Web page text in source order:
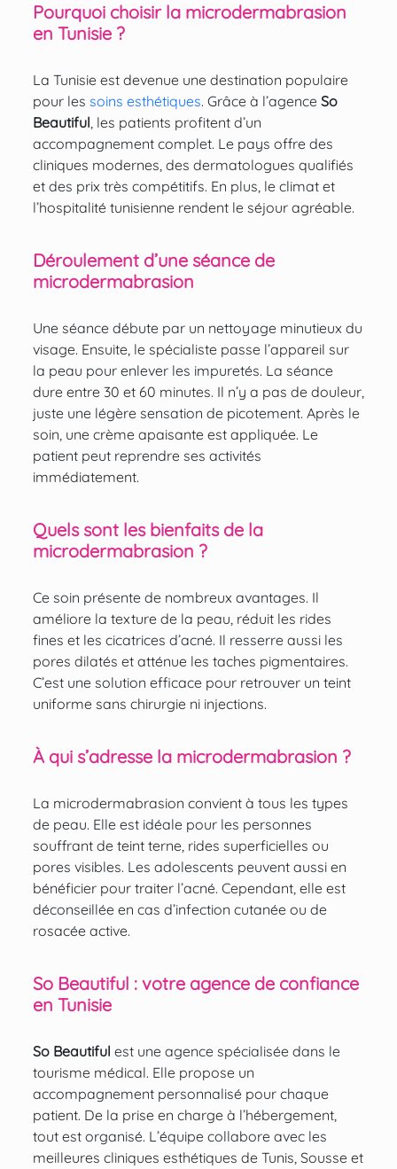
Pourquoi choisir la microdermabrasion
en Tunisie ?
La Tunisie est devenue une destination populaire
pour les soins esthétiques. Grâce à l’agence So
Beautiful, les patients profitent d’un
accompagnement complet. Le pays offre des
cliniques modernes, des dermatologues qualifiés
et des prix très compétitifs. En plus, le climat et
l’hospitalité tunisienne rendent le séjour agréable.
Déroulement d’une séance de
microdermabrasion
Une séance débute par un nettoyage minutieux du
visage. Ensuite, le spécialiste passe l’appareil sur
la peau pour enlever les impuretés. La séance
dure entre 30 et 60 minutes. Il n’y a pas de douleur,
juste une légère sensation de picotement. Après le
soin, une crème apaisante est appliquée. Le
patient peut reprendre ses activités
immédiatement.
Quels sont les bienfaits de la
microdermabrasion ?
Ce soin présente de nombreux avantages. Il
améliore la texture de la peau, réduit les rides
fines et les cicatrices d’acné. Il resserre aussi les
pores dilatés et atténue les taches pigmentaires.
C’est une solution efficace pour retrouver un teint
uniforme sans chirurgie ni injections.
À qui s’adresse la microdermabrasion ?
La microdermabrasion convient à tous les types
de peau. Elle est idéale pour les personnes
souffrant de teint terne, rides superficielles ou
pores visibles. Les adolescents peuvent aussi en
bénéficier pour traiter l’acné. Cependant, elle est
déconseillée en cas d’infection cutanée ou de
rosacée active.
So Beautiful : votre agence de confiance
en Tunisie
So Beautiful est une agence spécialisée dans le
tourisme médical. Elle propose un
accompagnement personnalisé pour chaque
patient. De la prise en charge à l’hébergement,
tout est organisé. L’équipe collabore avec les
meilleures cliniques esthétiques de Tunis, Sousse et